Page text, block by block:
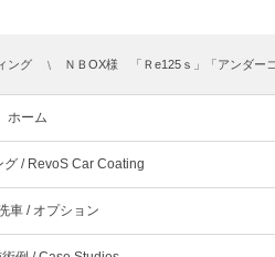
ング ＮＢOX様 「Ｒe125ｓ」「アンダー
ホーム
グ / RevoS Car Coating
車 / オプション